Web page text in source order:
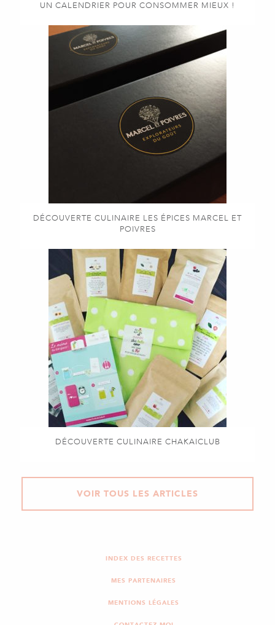
UN CALENDRIER POUR CONSOMMER MIEUX !
DÉCOUVERTE CULINAIRE LES ÉPICES MARCEL ET
POIVRES
DÉCOUVERTE CULINAIRE CHAKAICLUB
VOIR TOUS LES ARTICLES
INDEX DES RECETTES
MES PARTENAIRES
MENTIONS LÉGALES